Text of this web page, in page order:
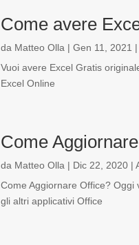
Come avere
da Matteo Olla | Gen 11, 2021 |
Vuoi avere Excel Gratis
Excel Online
Come
da Matteo Olla | Dic 22, 2020|
Come Aggiornare Office?
gli altri applicativi Office